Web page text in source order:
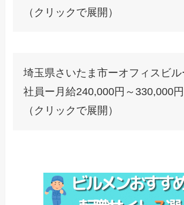
（クリックで展開）
埼玉県さいたま市ーオフィスビル
社員ー月給240,000円～330,000円
（クリックで展開）